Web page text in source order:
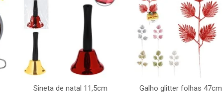
Sineta de natal 11,5cm Galho glitter folhas 47cm